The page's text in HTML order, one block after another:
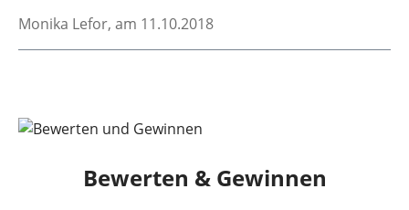
Monika Lefor, am 11.10.2018
Bewerten & Gewinnen